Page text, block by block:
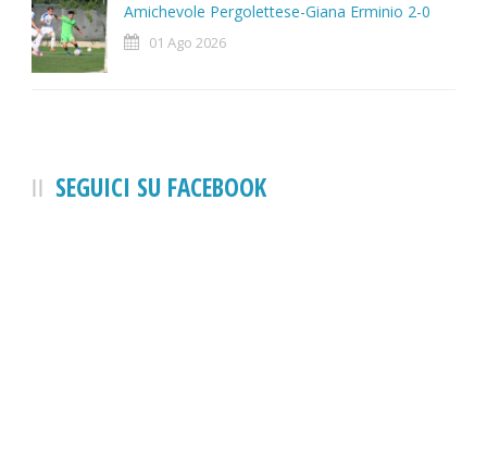
Amichevole Pergolettese-Giana Erminio 2-0
01 Ago 2026
SEGUICI SU FACEBOOK